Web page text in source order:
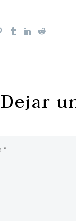
Dejar